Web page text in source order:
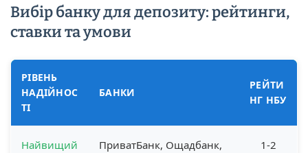
Вибір банку для депозиту: рейтинги,
ставки та умови
РІВЕНЬ
НАДІЙНОС
ТІ
БАНКИ
РЕЙТИ
НГ НБУ
Найвищий
ПриватБанк, Ощадбанк,
1-2